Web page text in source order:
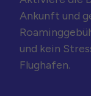
Ankunft und
und kein
Flughafen.